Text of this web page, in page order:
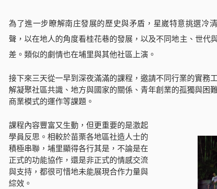
為了進一步瞭解南庄發展的歷史與矛盾，星崴特意挑選冷
聲，以在地人的角度看桂花巷的發展，以及不同地主、世代
差。類似的劇情也在埔里與其他社區上演。
接下來三天從一早到深夜滿滿的課程，邀請不同行業的實務
解凝聚社區共識、地方與國家的關係、青年創業的孤獨與困
商業模式的運作等課題。
課程內容豐富又生動，但更重要的是激起
學員反思。相較於苗栗各地區社造人士的
積極串聯，埔里顯得各行其是，不論是在
正式的功能協作，還是非正式的情感交流
與支持，都很可惜地未能展現合作力量與
綜效。